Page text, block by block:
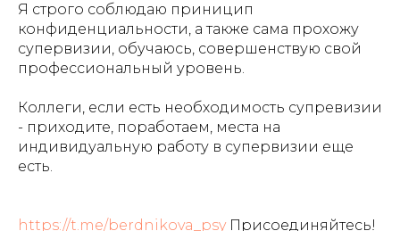
Я строго соблюдаю приницип
конфиденциальности, а также сама прохожу
супервизии, обучаюсь, совершенствую свой
профессиональный уровень.
Коллеги, если есть необходимость супревизии
- приходите, поработаем, места на
индивидуальную работу в супервизии еще
есть.
https://t.me/berdnikova_psyПрисоединяйтесь!